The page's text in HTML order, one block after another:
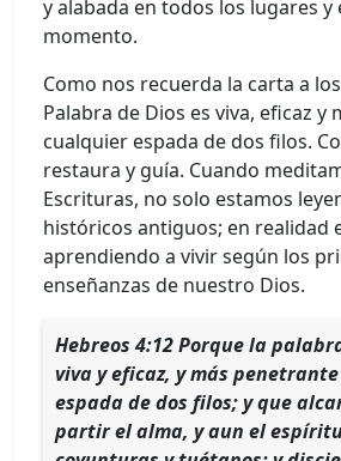
y alabada en todos los lugares y
momento.
Como nos recuerda la carta a
Palabra de Dios es viva, eficaz y
cualquier espada de dos filos.
restaura y guía. Cuando
Escrituras, no solo estamos
históricos antiguos; en realidad
aprendiendo a vivir según los
enseñanzas de nuestro Dios.
Hebreos 4:12 Porque la
viva y eficaz, y más
espada de dos filos; y que
partir el alma, y aun el